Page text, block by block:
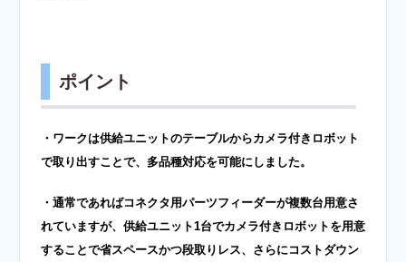
ポイント
・ワークは供給ユニットのテーブルからカメラ付きロボット
で取り出すことで、多品種対応を可能にしました。
・通常であればコネクタ用パーツフィーダーが複数台用意さ
れていますが、供給ユニット1台でカメラ付きロボットを用意
することで省スペースかつ段取りレス、さらにコストダウン